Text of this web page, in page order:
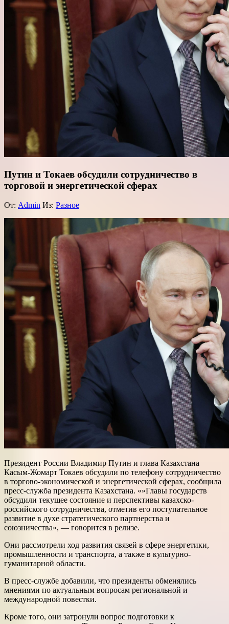
Путин и Токаев обсудили сотрудничество в
торговой и энергетической сферах
От: Admin Из: Разное
Президент России Владимир Путин и глава Казахстана
Касым-Жомарт Токаев обсудили по телефону сотрудничество
в торгово-экономической и энергетической сферах, сообщила
пресс-служба президента Казахстана. «»Главы государств
обсудили текущее состояние и перспективы казахско-
российского сотрудничества, отметив его поступательное
развитие в духе стратегического партнерства и
союзничества», — говорится в релизе.
Они рассмотрели ход развития связей в сфере энергетики,
промышленности и транспорта, а также в культурно-
гуманитарной области.
В пресс-службе добавили, что президенты обменялись
мнениями по актуальным вопросам региональной и
международной повестки.
Кроме того, они затронули вопрос подготовки к